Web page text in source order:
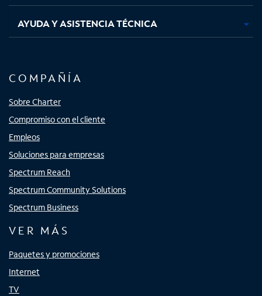
AYUDA Y ASISTENCIA TÉCNICA
COMPAÑÍA
Sobre Charter
Compromiso con el cliente
Empleos
Soluciones para empresas
Spectrum Reach
Spectrum Community Solutions
Spectrum Business
VER MÁS
Paquetes y promociones
Internet
TV